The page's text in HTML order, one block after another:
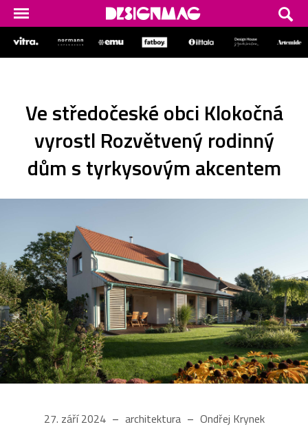
Ve středočeské obci Klokočná
vyrostl Rozvětvený rodinný
dům s tyrkysovým akcentem
27. září 2024 architektura Ondřej Krynek